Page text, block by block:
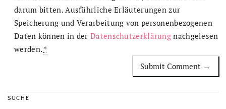
darum bitten. Ausführliche Erläuterungen zur
Speicherung und Verarbeitung von personenbezogenen
Daten können in derDatenschutzerklärung nachgelesen
werden. *
SUCHE